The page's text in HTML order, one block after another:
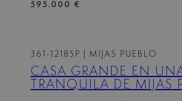
595.000 €
361-12185P | MIJAS PUEBLO
CASA GRANDE EN
TRANQUILA DE MIJAS